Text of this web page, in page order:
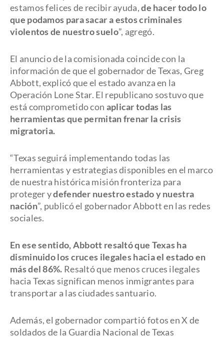
estamos felices de recibir ayuda,de hacer todo lo
que podamos para sacar a estos criminales
violentos de nuestro suelo”, agregó.
El anuncio de la comisionada coincide con la
información de que el gobernador de Texas, Greg
Abbott, explicó que el estado avanza en la
Operación Lone Star. El republicano sostuvo que
está comprometido con aplicar todas las
herramientas que permitan frenar la crisis
migratoria.
“Texas seguirá implementando todas las
herramientas y estrategias disponibles en el marco
de nuestra histórica misión fronteriza para
proteger ydefender nuestro estado y nuestra
nación”, publicó el gobernador Abbott en las redes
sociales.
En ese sentido, Abbott resaltó que Texas ha
disminuido los cruces ilegales hacia el estado en
más del 86%. Resaltó que menos cruces ilegales
hacia Texas significan menos inmigrantes para
transportar a las ciudades santuario.
Además, el gobernador compartió fotos en X de
soldados de la Guardia Nacional de Texas